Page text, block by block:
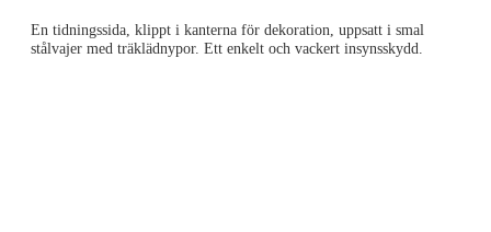
En tidningssida, klippt i kanterna för dekoration, uppsatt i smal
stålvajer med träklädnypor. Ett enkelt och vackert insynsskydd.